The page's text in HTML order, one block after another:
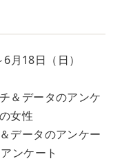
月18日（日）
＆データのアンケ
女性
データのアンケー
ンケート